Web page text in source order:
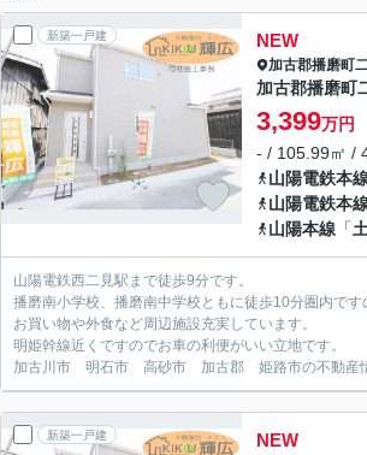
新築一戸建 NEW
加古郡播磨町
加古郡播磨町
3,399万円
- / 105.99㎡ /
山陽電鉄本
山陽電鉄本
山陽本線 「
山陽電鉄西二見駅まで徒歩9分です。
播磨南小学校、播磨南中学校ともに徒歩10分圏内です
お買い物や外食など周辺施設充実しています。
明姫幹線近くですのでお車の利便がいい立地です。
加古川市 明石市 高砂市 加古郡 姫路市の不動産
新築一戸建 NEW